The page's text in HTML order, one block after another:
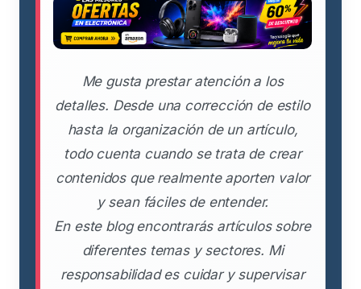
Me gusta prestar atención a los
detalles. Desde una corrección de estilo
hasta la organización de un artículo,
todo cuenta cuando se trata de crear
contenidos que realmente aporten valor
y sean fáciles de entender.
En este blog encontrarás artículos sobre
diferentes temas y sectores. Mi
responsabilidad es cuidar y supervisar